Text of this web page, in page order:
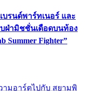
รนด์พาร์ทเนอร์ และ
ฝ่ามิชชั่นเดือดบนท้อง
Summer Fighter”